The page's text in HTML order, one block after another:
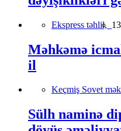
Ekspress təhlil,
Məhkəmə
il
Keçmiş Sovet
Sülh naminə